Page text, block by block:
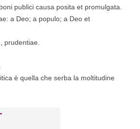
publici causa posita et promulgata.
a Deo; a populo; a Deo et
prudentiae.
è quella che serba la moltitudine